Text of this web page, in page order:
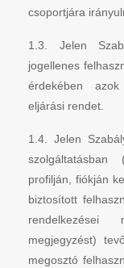
csoportjára
1.3. Jelen
jogellenes
érdekében
eljárási rendet.
1.4. Jelen
profilján, fiókján
biztosított
rendelkezései
megjegyzést)
megosztó